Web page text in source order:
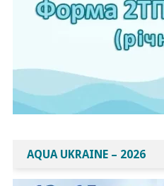
AQUA UKRAINE – 2026